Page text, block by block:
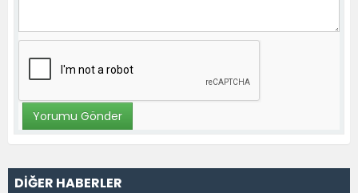
DİĞER HABERLER